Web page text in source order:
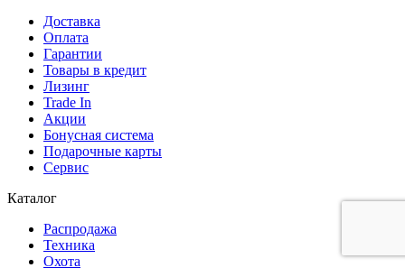
Доставка
Оплата
Гарантии
Товары в кредит
Лизинг
Trade In
Акции
Бонусная система
Подарочные карты
Сервис
Каталог
Распродажа
Техника
Охота